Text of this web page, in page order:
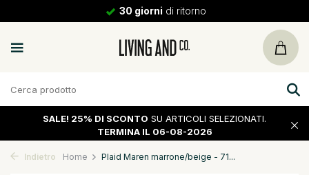
30 giorni di ritorno
SALE! 25% DI SCONTO SU ARTICOLI SELEZIONATI.
TERMINA IL 06-08-2026
Indietro Home Plaid Maren marrone/beige - 71...